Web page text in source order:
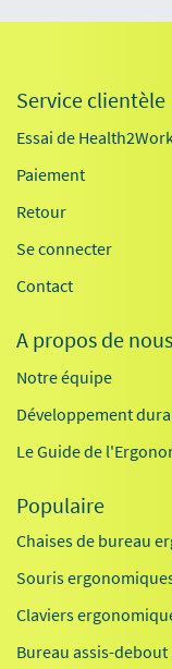
Service clientèle
Essai de
Paiement
Retour
Se connecter
Contact
A propos de nous
Notre équipe
Développement
Le Guide de
Populaire
Chaises de bureau
Souris
Claviers
Bureau assis-debout